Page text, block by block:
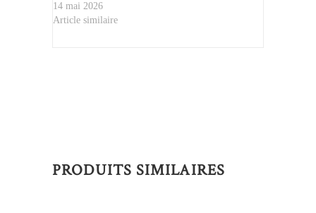
14 mai 2026
Article similaire
PRODUITS SIMILAIRES